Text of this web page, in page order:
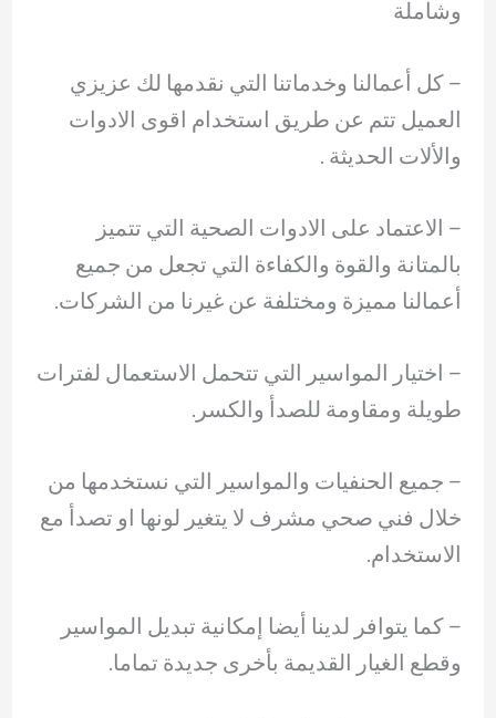
وشاملة
– كل أعمالنا وخدماتنا التي نقدمها لك عزيزي
العميل تتم عن طريق استخدام اقوى الادوات
والألات الحديثة .
– ‏الاعتماد على الادوات الصحية التي تتميز
بالمتانة والقوة والكفاءة التي تجعل من جميع
أعمالنا مميزة ومختلفة عن غيرنا من الشركات.
– ‏اختيار المواسير التي تتحمل الاستعمال لفترات
طويلة ومقاومة للصدأ والكسر.
– ‏جميع الحنفيات والمواسير التي نستخدمها من
خلال فني صحي مشرف لا يتغير لونها او تصدأ مع
الاستخدام.
– ‏كما يتوافر لدينا أيضا إمكانية تبديل المواسير
وقطع الغيار القديمة بأخرى جديدة تماما.